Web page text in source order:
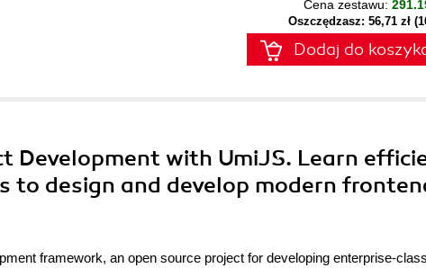
Cena zestawu:
Oszczędzasz: 56,71 zł
Dodaj do
Development with UmiJS. Learn
to design and develop modern
framework, an open source project for developing enterprise-